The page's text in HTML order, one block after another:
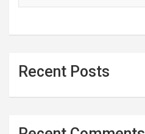
Recent Posts